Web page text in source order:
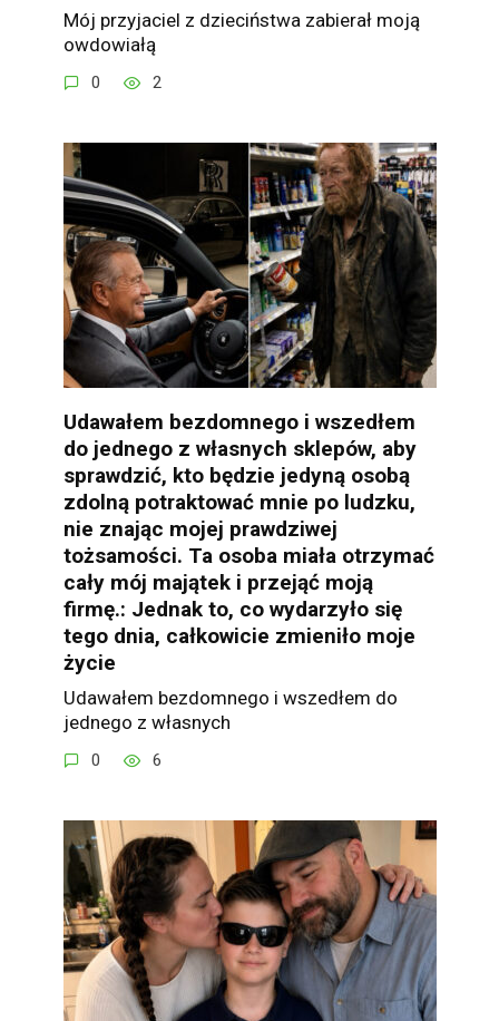
Mój przyjaciel z dzieciństwa zabierał moją
owdowiałą
0 2
Udawałem bezdomnego i wszedłem
do jednego z własnych sklepów, aby
sprawdzić, kto będzie jedyną osobą
zdolną potraktować mnie po ludzku,
nie znając mojej prawdziwej
tożsamości. Ta osoba miała otrzymać
cały mój majątek i przejąć moją
firmę.: Jednak to, co wydarzyło się
tego dnia, całkowicie zmieniło moje
życie
Udawałem bezdomnego i wszedłem do
jednego z własnych
0 6